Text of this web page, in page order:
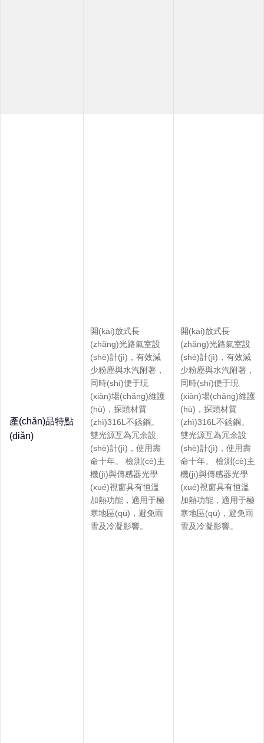
產(chǎn)品特點
(diǎn)
開(kāi)放式長
(zhǎng)光路氣室設
(shè)計(jì)，有效減
少粉塵與水汽附著，
同時(shí)便于現
(xiàn)場(chǎng)維護
(hù)，探頭材質
(zhì)316L不銹鋼。
雙光源互為冗余設
(shè)計(jì)，使用壽
命十年。 檢測(cè)主
機(jī)與傳感器光學
(xué)視窗具有恒溫
加熱功能，適用于極
寒地區(qū)，避免雨
雪及冷凝影響。
開(kāi)放式長
(zhǎng)光路氣室設
(shè)計(jì)，有效減
少粉塵與水汽附著，
同時(shí)便于現
(xiàn)場(chǎng)維護
(hù)，探頭材質
(zhì)316L不銹鋼。
雙光源互為冗余設
(shè)計(jì)，使用壽
命十年。 檢測(cè)主
機(jī)與傳感器光學
(xué)視窗具有恒溫
加熱功能，適用于極
寒地區(qū)，避免雨
雪及冷凝影響。